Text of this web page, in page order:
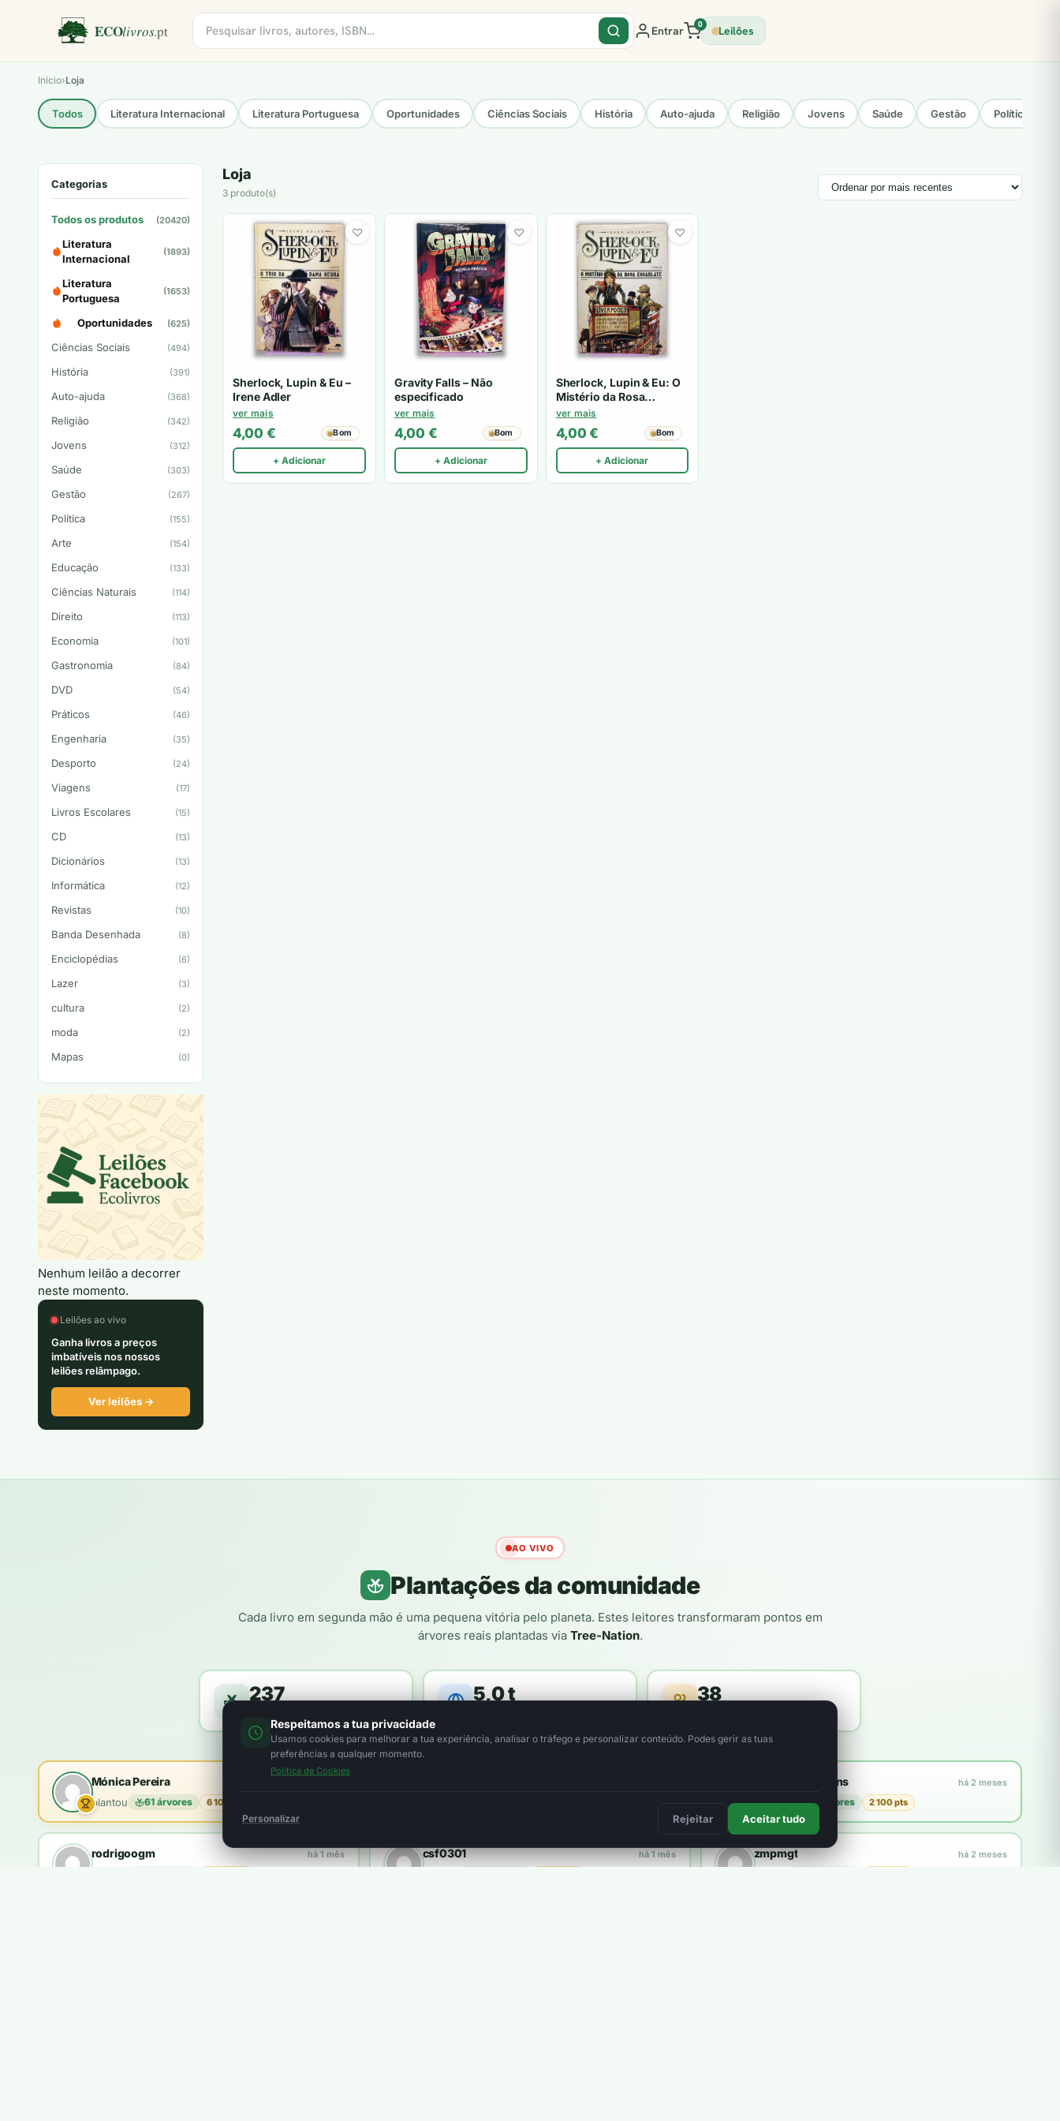
Entrar 0 Leilões
Início›Loja
Todos Literatura Internacional Literatura Portuguesa Oportunidades Ciências Sociais História Auto-ajuda Religião Jovens Saúde Gestão Política
Categorias
Todos os produtos (20420)
Literatura
Internacional
(1893)
Literatura
Portuguesa
(1653)
Oportunidades (625)
Ciências Sociais (494)
História (391)
Auto-ajuda (368)
Religião (342)
Jovens (312)
Saúde (303)
Gestão (267)
Política (155)
Arte (154)
Educação (133)
Ciências Naturais (114)
Direito (113)
Economia (101)
Gastronomia (84)
DVD (54)
Práticos (46)
Engenharia (35)
Desporto (24)
Viagens (17)
Livros Escolares (15)
CD (13)
Dicionários (13)
Informática (12)
Revistas (10)
Banda Desenhada (8)
Enciclopédias (6)
Lazer (3)
cultura (2)
moda (2)
Mapas (0)
Nenhum leilão a decorrer
neste momento.
Leilões ao vivo
Ganha livros a preços
imbatíveis nos nossos
leilões relâmpago.
Ver leilões →
Loja
3 produto(s)
♡
Sherlock, Lupin & Eu –
Irene Adler
ver mais
4,00 € Bom
+ Adicionar
♡
Gravity Falls – Não
especificado
ver mais
4,00 € Bom
+ Adicionar
♡
Sherlock, Lupin & Eu: O
Mistério da Rosa
Escarlate – Irene Adler
ver mais
4,00€ Bom
+ Adicionar
AO VIVO
Plantações da comunidade
Cada livro em segunda mão é uma pequena vitória pelo planeta. Estes leitores transformaram pontos em
árvores reais plantadas via Tree-Nation.
237 5,0 t 38
Mónica Pereira
plantou 61 árvores 6 100 pts 3
Francisco Martins há 2 meses
plantou 21 árvores 2 100 pts
rodrigoogm há 1 mês csf0301 há 1 mês zmpmgt há 2 meses
Respeitamos a tua privacidade
Usamos cookies para melhorar a tua experiência, analisar o tráfego e personalizar conteúdo. Podes gerir as tuas
preferências a qualquer momento.
Política de Cookies
Personalizar Rejeitar Aceitar tudo